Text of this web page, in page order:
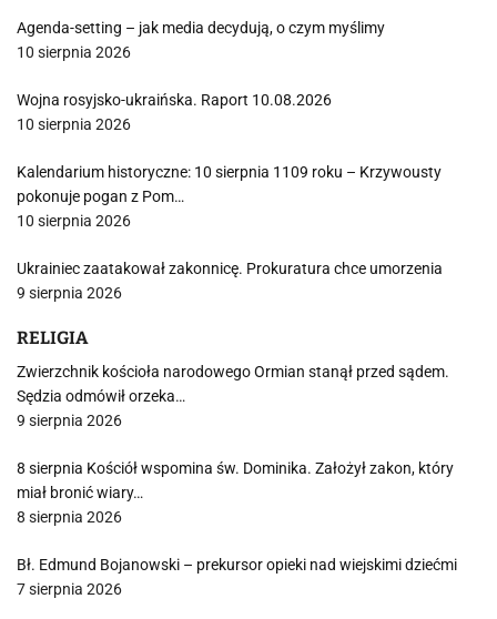
Agenda-setting – jak media decydują, o czym myślimy
10 sierpnia 2026
Wojna rosyjsko-ukraińska. Raport 10.08.2026
10 sierpnia 2026
Kalendarium historyczne: 10 sierpnia 1109 roku – Krzywousty
pokonuje pogan z Pom…
10 sierpnia 2026
Ukrainiec zaatakował zakonnicę. Prokuratura chce umorzenia
9 sierpnia 2026
RELIGIA
Zwierzchnik kościoła narodowego Ormian stanął przed sądem.
Sędzia odmówił orzeka…
9 sierpnia 2026
8 sierpnia Kościół wspomina św. Dominika. Założył zakon, który
miał bronić wiary…
8 sierpnia 2026
Bł. Edmund Bojanowski – prekursor opieki nad wiejskimi dziećmi
7 sierpnia 2026